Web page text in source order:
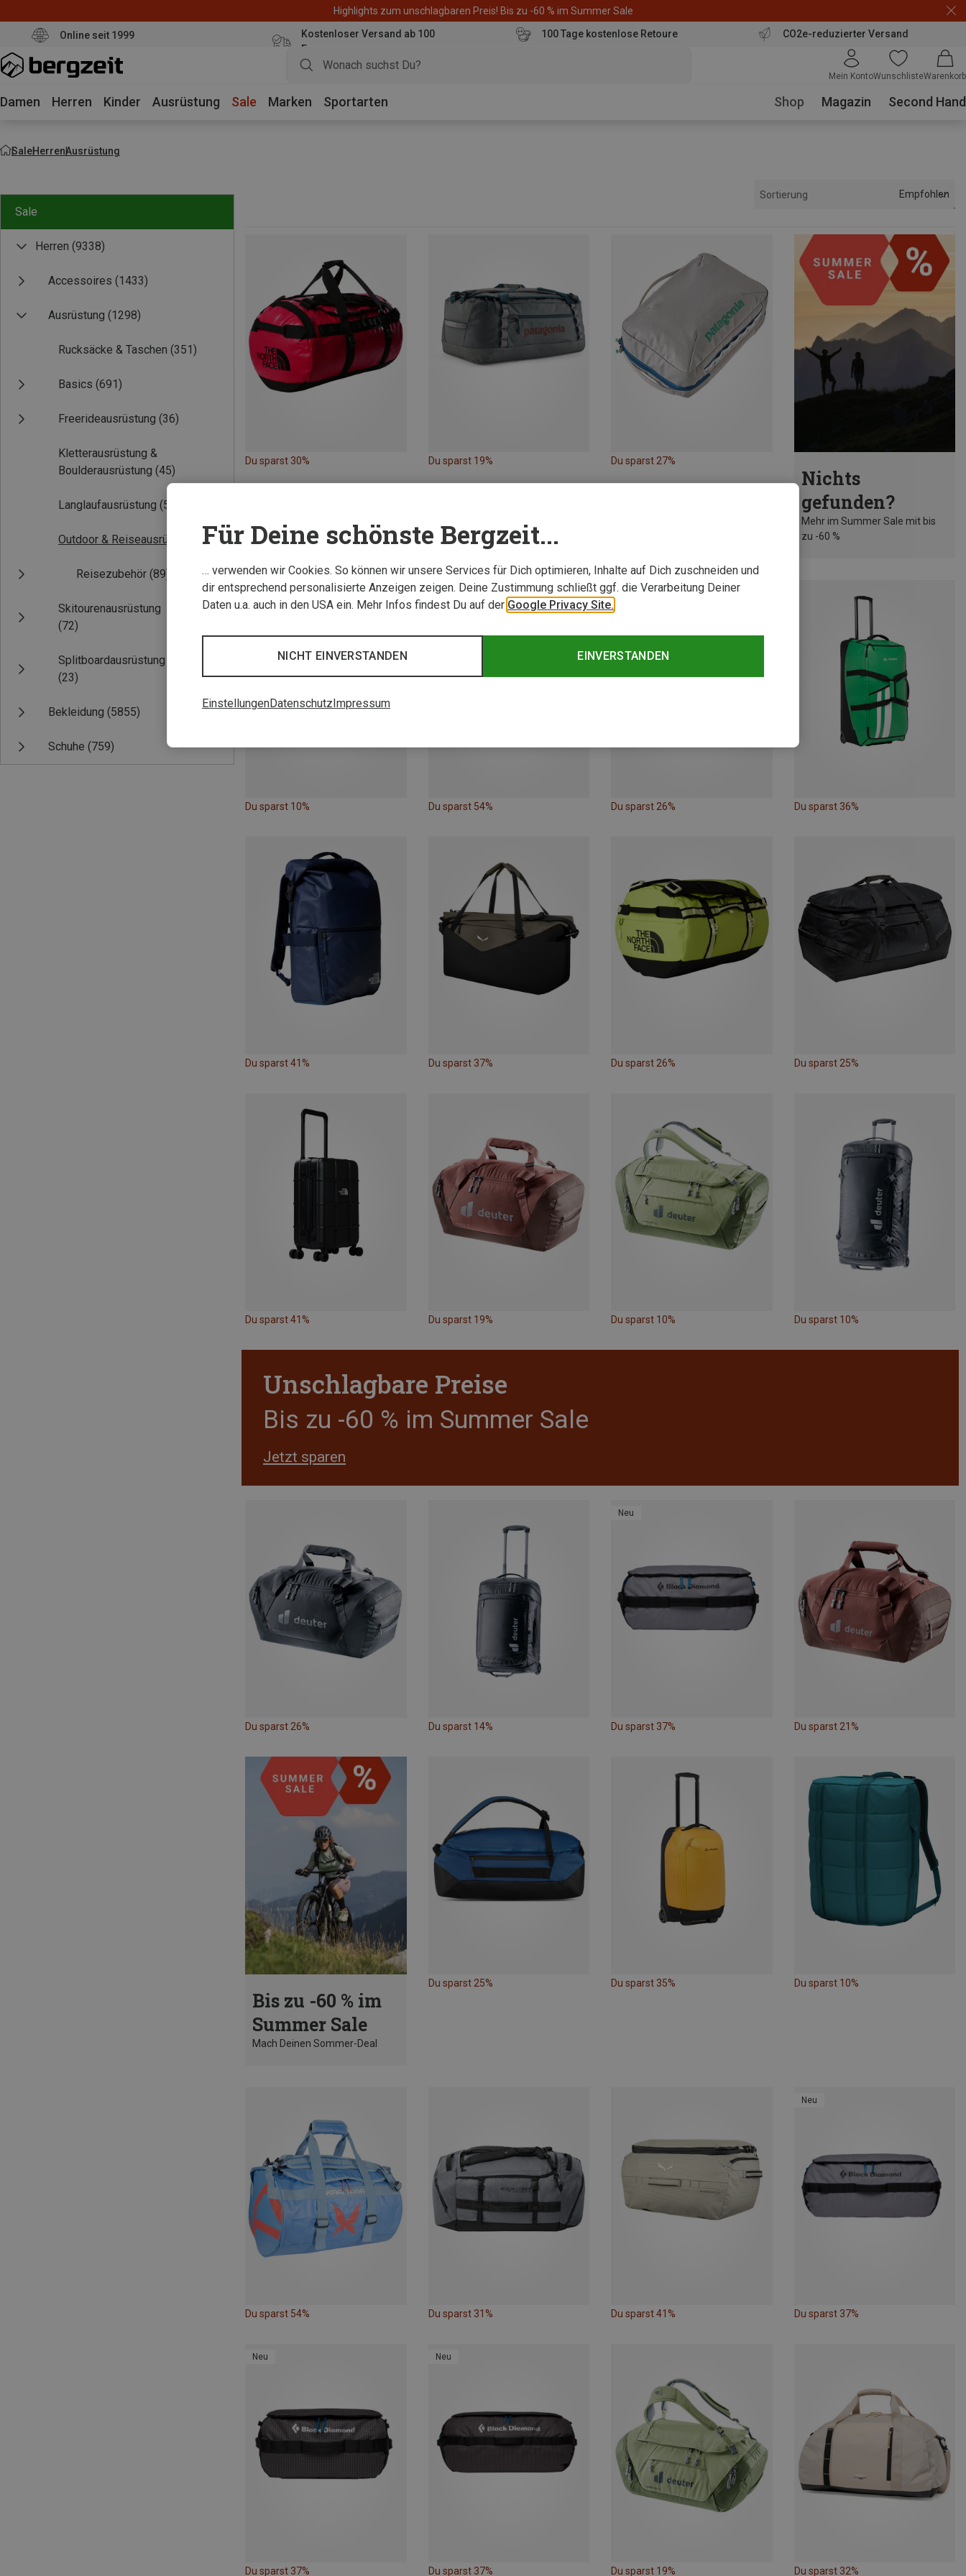
Highlights zum unschlagbaren Preis! Bis zu -60 % im Summer Sale
Online seit 1999
Kostenloser Versand ab 100
Euro
100 Tage kostenlose Retoure CO2e-reduzierter Versand
Mein KontoWunschlisteWarenkorb
Damen Herren Kinder Ausrüstung Sale Marken Sportarten Shop Magazin Second Hand
SaleHerrenAusrüstung
Sale
Herren (9338)
Accessoires (1433)
Ausrüstung (1298)
Rucksäcke & Taschen (351)
Basics (691)
Freerideausrüstung (36)
Kletterausrüstung &
Boulderausrüstung (45)
Langlaufausrüstung (5)
Outdoor & Reiseausrüstung (89)
Reisezubehör (89)
Skitourenausrüstung
(72)
Splitboardausrüstung
(23)
Bekleidung (5855)
Schuhe (759)
Sortierung Empfohlen
Du sparst 30% Du sparst 19% Du sparst 27%
Nichts
gefunden?
Mehr im Summer Sale mit bis
zu -60 %
Du sparst 10% Du sparst 54% Du sparst 26% Du sparst 36%
Du sparst 41% Du sparst 37% Du sparst 26% Du sparst 25%
Du sparst 41% Du sparst 19% Du sparst 10% Du sparst 10%
Unschlagbare Preise
Bis zu -60 % im Summer Sale
Jetzt sparen
Du sparst 26% Du sparst 14%
Neu
Du sparst 37% Du sparst 21%
Bis zu -60 % im
Summer Sale
Mach Deinen Sommer-Deal
Du sparst 25% Du sparst 35% Du sparst 10%
Du sparst 54% Du sparst 31% Du sparst 41%
Neu
Du sparst 37%
Neu
Du sparst 37%
Neu
Du sparst 37% Du sparst 19% Du sparst 32%
Für Deine schönste Bergzeit...
… verwenden wir Cookies. So können wir unsere Services für Dich optimieren, Inhalte auf Dich zuschneiden und
dir entsprechend personalisierte Anzeigen zeigen. Deine Zustimmung schließt ggf. die Verarbeitung Deiner
Daten u.a. auch in den USA ein. Mehr Infos findest Du auf der Google Privacy Site.
EINVERSTANDEN
NICHT EINVERSTANDEN
EinstellungenDatenschutzImpressum